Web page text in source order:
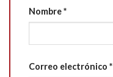
Nombre*
Correo electrónico *